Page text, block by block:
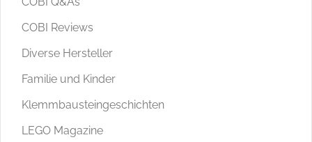
COBI Reviews
Diverse Hersteller
Familie und Kinder
Klemmbausteingeschichten
LEGO Magazine